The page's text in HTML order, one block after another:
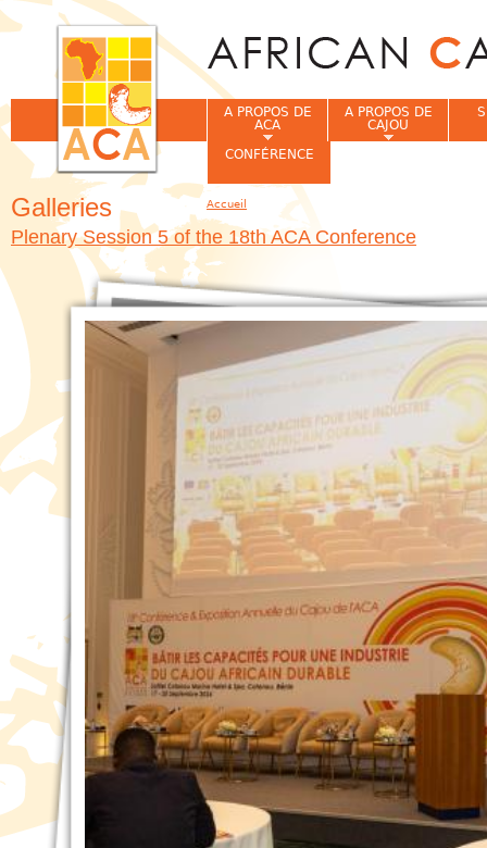
Galleries
Plenary Session 5 of the 18th ACA Conference
A PROPOS DE
ACA
A PROPOS DE
CAJOU
CONFÉRENCE
Vous êtes ici
Accueil